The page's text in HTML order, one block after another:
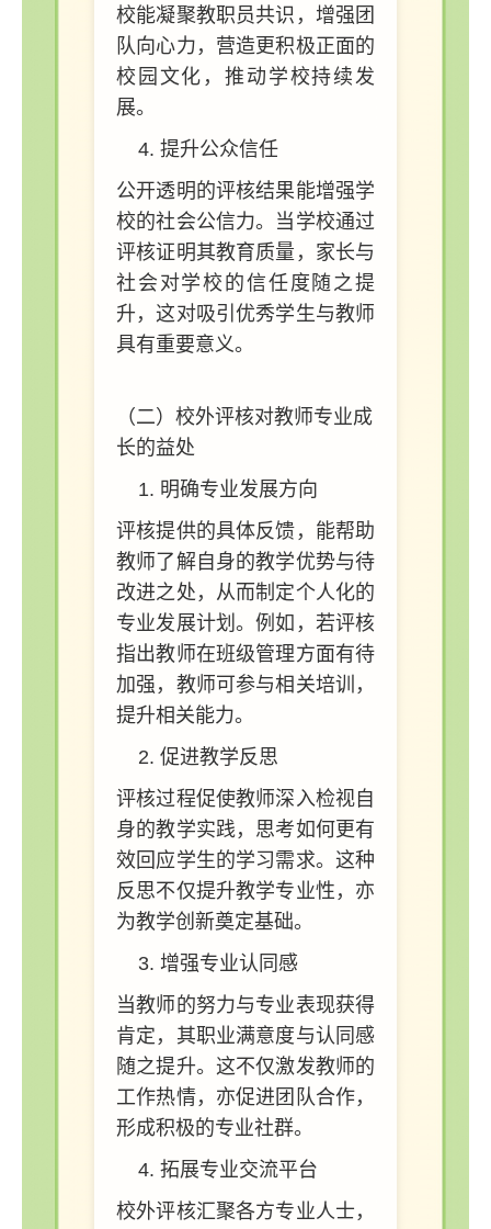
校能凝聚教职员共识，增强团
队向心力，营造更积极正面的
校园文化，推动学校持续发
展。
提升公众信任
公开透明的评核结果能增强学
校的社会公信力。当学校通过
评核证明其教育质量，家长与
社会对学校的信任度随之提
升，这对吸引优秀学生与教师
具有重要意义。
（二）校外评核对教师专业成
长的益处
明确专业发展方向
评核提供的具体反馈，能帮助
教师了解自身的教学优势与待
改进之处，从而制定个人化的
专业发展计划。例如，若评核
指出教师在班级管理方面有待
加强，教师可参与相关培训，
提升相关能力。
促进教学反思
评核过程促使教师深入检视自
身的教学实践，思考如何更有
效回应学生的学习需求。这种
反思不仅提升教学专业性，亦
为教学创新奠定基础。
增强专业认同感
当教师的努力与专业表现获得
肯定，其职业满意度与认同感
随之提升。这不仅激发教师的
工作热情，亦促进团队合作，
形成积极的专业社群。
拓展专业交流平台
校外评核汇聚各方专业人士，